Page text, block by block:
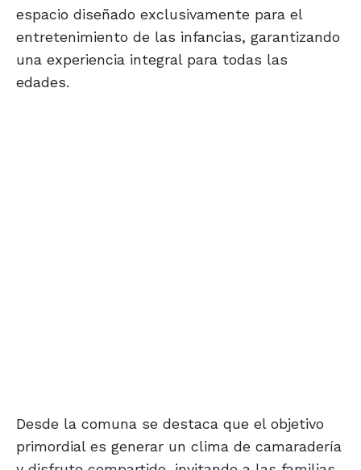
espacio diseñado exclusivamente para el
entretenimiento de las infancias, garantizando
una experiencia integral para todas las
edades.
Desde la comuna se destaca que el objetivo
primordial es generar un clima de camaradería